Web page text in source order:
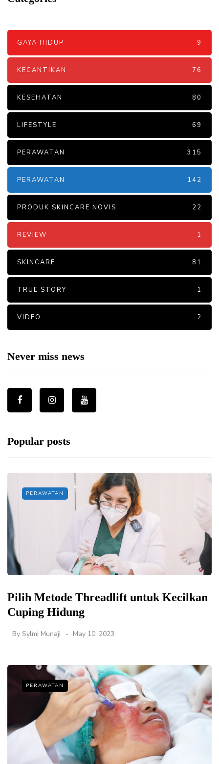
GAYA HIDUP 9
KECANTIKAN 76
KESEHATAN 80
LIFESTYLE 69
PERAWATAN 315
PERAWATAN 142
PRODUK SKINCARE NOVIS 22
REVIEW 1
SKINCARE 81
TRUE STORY 1
VIDEO 2
Never miss news
Popular posts
PERAWATAN
Pilih Metode Threadlift untuk Kecilkan
Cuping Hidung
By Sylmi Munaji May 10, 2023
PERAWATAN